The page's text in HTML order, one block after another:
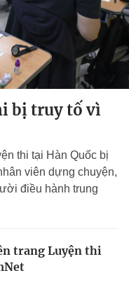
bị truy tố vì
thi tại Hàn Quốc bị
viên dựng chuyện,
điều hành trung
trang Luyện thi